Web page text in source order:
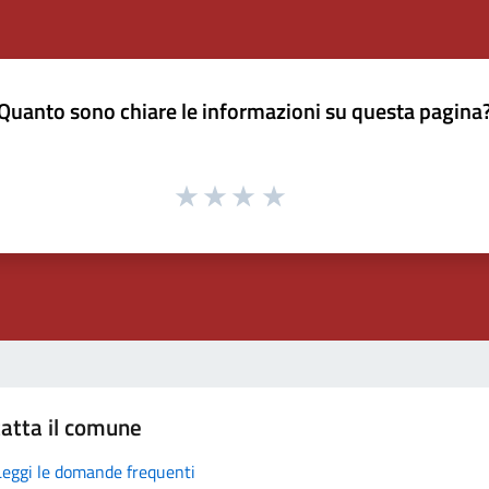
sono chiare le informazioni su questa
il comune
le domande frequenti